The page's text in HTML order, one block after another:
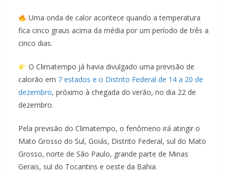
Uma onda de calor acontece quando a temperatura
fica cinco graus acima da média por um período de três a
cinco dias.
O Climatempo já havia divulgado uma previsão de
calorão em 7 estados e o Distrito Federal de 14 a 20 de
dezembro, próximo à chegada do verão, no dia 22 de
dezembro.
Pela previsão do Climatempo, o fenômeno irá atingir o
Mato Grosso do Sul, Goiás, Distrito Federal, sul do Mato
Grosso, norte de São Paulo, grande parte de Minas
Gerais, sul do Tocantins e oeste da Bahia.